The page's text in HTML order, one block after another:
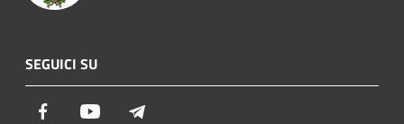
SEGUICI SU
Facebook Youtube